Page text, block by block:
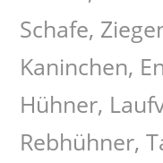
Schafe,
Kaninchen,
Hühner,
Rebhühner,